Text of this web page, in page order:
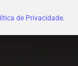
de Privacidade.